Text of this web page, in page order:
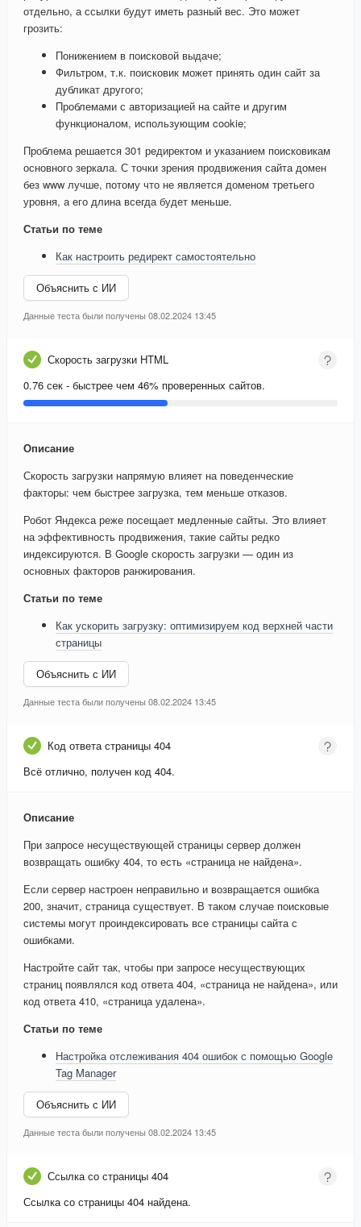
отдельно, а ссылки будут иметь разный вес. Это может
грозить:
Понижением в поисковой выдаче;
Фильтром, т.к. поисковик может принять один сайт за
дубликат другого;
Проблемами с авторизацией на сайте и другим
функционалом, использующим cookie;
Проблема решается 301 редиректом и указанием поисковикам
основного зеркала. С точки зрения продвижения сайта домен
без www лучше, потому что не является доменом третьего
уровня, а его длина всегда будет меньше.
Статьи по теме
Как настроить редирект самостоятельно
Объяснить с ИИ
Данные теста были получены 08.02.2024 13:45
Скорость загрузки HTML
0.76 сек - быстрее чем 46% проверенных сайтов.
Описание
Скорость загрузки напрямую влияет на поведенческие
факторы: чем быстрее загрузка, тем меньше отказов.
Робот Яндекса реже посещает медленные сайты. Это влияет
на эффективность продвижения, такие сайты редко
индексируются. В Google скорость загрузки — один из
основных факторов ранжирования.
Статьи по теме
Как ускорить загрузку: оптимизируем код верхней части
страницы
Объяснить с ИИ
Данные теста были получены 08.02.2024 13:45
Код ответа страницы 404
Всё отлично, получен код 404.
Описание
При запросе несуществующей страницы сервер должен
возвращать ошибку 404, то есть «страница не найдена».
Если сервер настроен неправильно и возвращается ошибка
200, значит, страница существует. В таком случае поисковые
системы могут проиндексировать все страницы сайта с
ошибками.
Настройте сайт так, чтобы при запросе несуществующих
страниц появлялся код ответа 404, «страница не найдена», или
код ответа 410, «страница удалена».
Статьи по теме
Настройка отслеживания 404 ошибок с помощью Google
Tag Manager
Объяснить с ИИ
Данные теста были получены 08.02.2024 13:45
Ссылка со страницы 404
Ссылка со страницы 404 найдена.